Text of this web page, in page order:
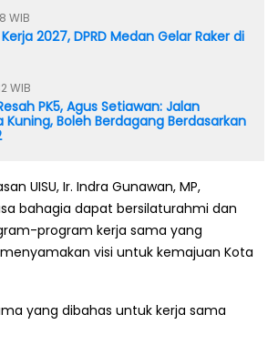
WIB
2027, DPRD Medan Gelar Raker di
WIB
PK5, Agus Setiawan: Jalan
Boleh Berdagang Berdasarkan
UISU, Ir. Indra Gunawan, MP,
bahagia dapat bersilaturahmi dan
program kerja sama yang
visi untuk kemajuan Kota
yang dibahas untuk kerja sama